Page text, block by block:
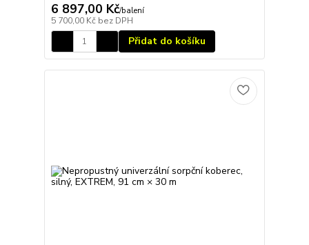
6 897,00 Kč/balení
5 700,00 Kč bez DPH
Přidat do košíku